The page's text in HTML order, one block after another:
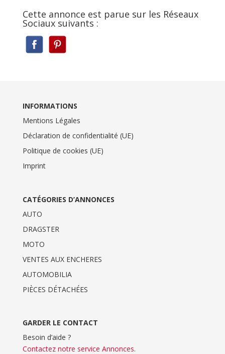
Cette annonce est parue sur les Réseaux
Sociaux suivants :
INFORMATIONS
Mentions Légales
Déclaration de confidentialité (UE)
Politique de cookies (UE)
Imprint
CATÉGORIES D’ANNONCES
AUTO
DRAGSTER
MOTO
VENTES AUX ENCHERES
AUTOMOBILIA
PIÈCES DÉTACHÉES
GARDER LE CONTACT
Besoin d’aide ?
Contactez notre service Annonces.